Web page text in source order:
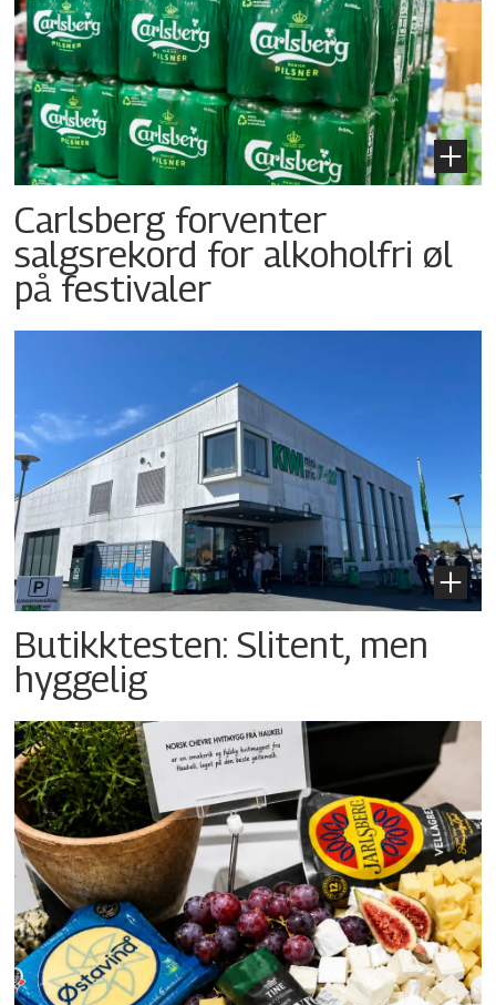
Carlsberg forventer
salgsrekord for alkoholfri øl
på festivaler
Butikktesten: Slitent, men
hyggelig